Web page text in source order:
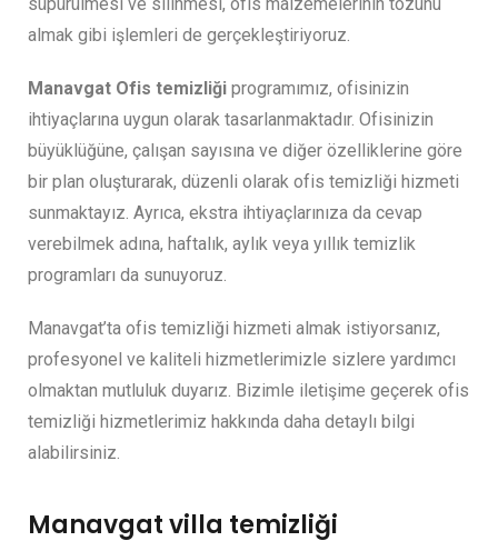
almak gibi işlemleri de gerçekleştiriyoruz.
Manavgat Ofis temizliği programımız, ofisinizin
ihtiyaçlarına uygun olarak tasarlanmaktadır. Ofisinizin
büyüklüğüne, çalışan sayısına ve diğer özelliklerine göre
bir plan oluşturarak, düzenli olarak ofis temizliği hizmeti
sunmaktayız. Ayrıca, ekstra ihtiyaçlarınıza da cevap
verebilmek adına, haftalık, aylık veya yıllık temizlik
programları da sunuyoruz.
Manavgat’ta ofis temizliği hizmeti almak istiyorsanız,
profesyonel ve kaliteli hizmetlerimizle sizlere yardımcı
olmaktan mutluluk duyarız. Bizimle iletişime geçerek ofis
temizliği hizmetlerimiz hakkında daha detaylı bilgi
alabilirsiniz.
Manavgat villa temizliği